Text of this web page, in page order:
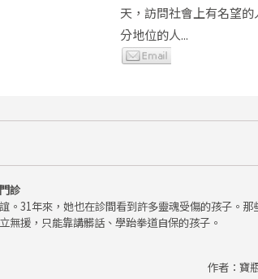
天，訪問社會上有名望
分地位的人...
診
。31年來，她也在診間看到許多靈魂受傷的孩子。
無援，只能靠講髒話、學跆拳道自保的孩子。
作者：寶